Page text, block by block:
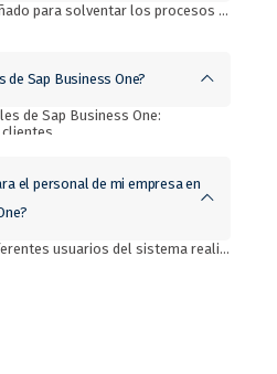
El software está diseñado para solventar los procesos financieros, comerciales y productivos de la empresa por lo tanto es un software integral ideal para pequeñas y medianas empresas (pymes). También la plataforma intregra la información y procesos de toda tu empresa en tiempo real. El ERP de Sap Business One se adapta a tu modelo de negocio y es posible que crezca tanto como lo necesites.
de Sap Business One?
de Sap Business One:
el personal de mi empresa en
Capacitamos a los diferentes usuarios del sistema realizando ejercicios integrales de cada proceso. Realizamos pruebas integrales de los diferentes procesos invitando a los participantes de cada departamento que interviene en el proceso con el objetivo de simular las operaciones reales de la empresa.